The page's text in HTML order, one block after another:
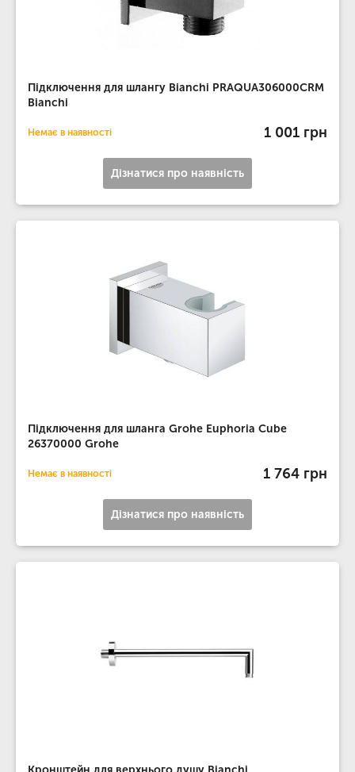
Підключення для шлангу Bianchi PRAQUA306000CRM
Bianchi
Немає в наявності 1 001 грн
Дізнатися про наявність
Підключення для шланга Grohe Euphoria Cube
26370000 Grohe
Немає в наявності 1 764 грн
Дізнатися про наявність